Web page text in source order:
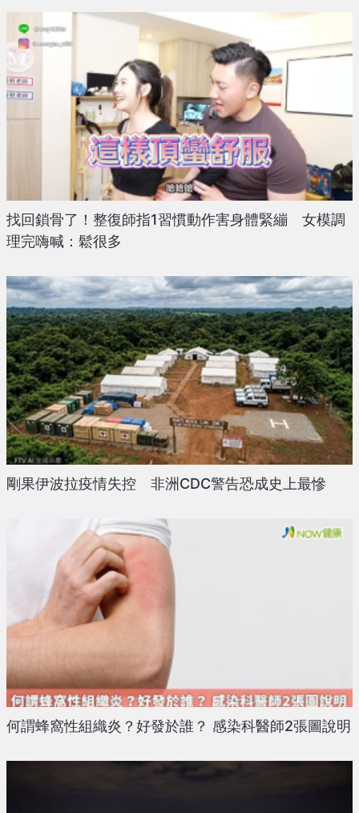
找回鎖骨了！整復師指1習慣動作害身體緊繃 女模調
理完嗨喊：鬆很多
剛果伊波拉疫情失控 非洲CDC警告恐成史上最慘
何謂蜂窩性組織炎？好發於誰？ 感染科醫師2張圖說明